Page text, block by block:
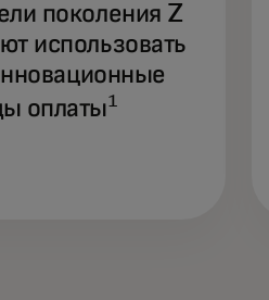
поколения Z
использовать
оплаты1